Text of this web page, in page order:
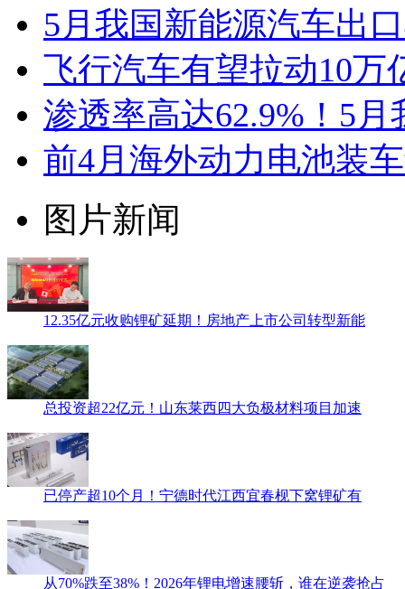
5月我国新能源汽车出
飞行汽车有望拉动10
渗透率高达62.9%！5
前4月海外动力电池装
图片新闻
12.35亿元收购锂矿延期！房地产上市公司转型新能
总投资超22亿元！山东莱西四大负极材料项目加速
已停产超10个月！宁德时代江西宜春枧下窝锂矿有
从70%跌至38%！2026年锂电增速腰斩，谁在逆袭抢占